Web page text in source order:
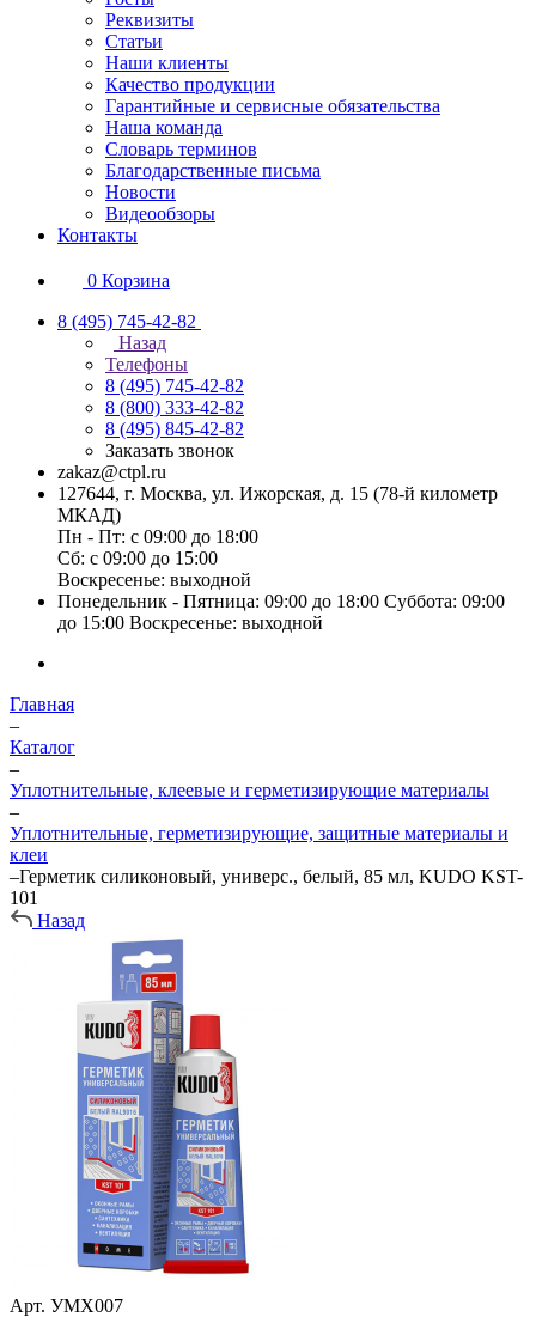
Реквизиты
Статьи
Наши клиенты
Качество продукции
Гарантийные и сервисные обязательства
Наша команда
Словарь терминов
Благодарственные письма
Новости
Видеообзоры
Контакты
0 Корзина
8 (495) 745-42-82
Назад
Телефоны
8 (495) 745-42-82
8 (800) 333-42-82
8 (495) 845-42-82
Заказать звонок
zakaz@ctpl.ru
127644, г. Москва, ул. Ижорская, д. 15 (78-й километр
МКАД)
Пн - Пт: с 09:00 до 18:00
Сб: с 09:00 до 15:00
Воскресенье: выходной
Понедельник - Пятница: 09:00 до 18:00 Суббота: 09:00
до 15:00 Воскресенье: выходной
Главная
–
Каталог
–
Уплотнительные, клеевые и герметизирующие материалы
–
Уплотнительные, герметизирующие, защитные материалы и
клеи
–Герметик силиконовый, универс., белый, 85 мл, KUDO KST-
101
Назад
Арт. УМХ007